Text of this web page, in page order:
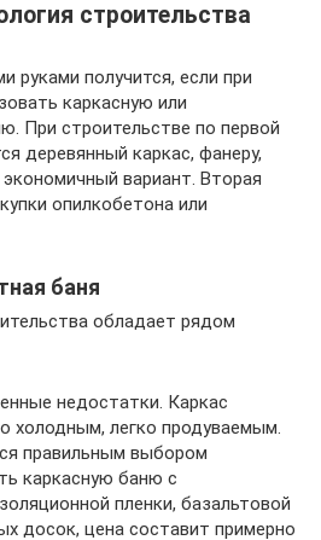
строительства
руками получится, если при
каркасную или
При строительстве по первой
деревянный каркас, фанеру,
вариант. Вторая
опилкобетона или
баня
обладает рядом
недостатки. Каркас
холодным, легко продуваемым.
правильным выбором
каркасную баню с
пленки, базальтовой
досок, цена составит примерно